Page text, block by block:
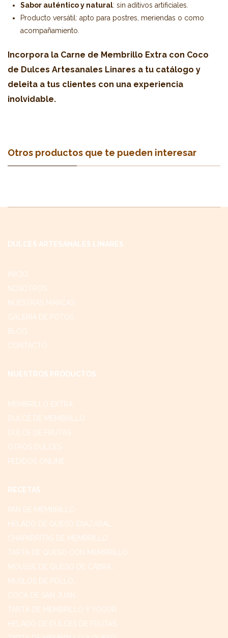
Sabor auténtico y natural: sin aditivos artificiales.
Producto versátil: apto para postres, meriendas o como
acompañamiento.
Incorpora la Carne de Membrillo Extra con Coco
de Dulces Artesanales Linares a tu catálogo y
deleita a tus clientes con una experiencia
inolvidable.
Otros productos que te pueden interesar
DULCES ARTESANALES LINARES
INICIO
NOSOTROS
NUESTRAS MARCAS
GALERÍA DE FOTOS
BLOG
CONTACTO
NUESTROS PRODUCTOS
MEMBRILLO EXTRA
DULCE DE MEMBRILLO
DULCE DE FRUTAS
OTROS DULCES
PEDIDOS ONLINE
RECETAS
PAN DE MEMBRILLO
HELADO DE QUESO IDIAZÁBAL
CHAPARRITAS DE MEMBRILLO
TARTA DE QUESO CON MEMBRILLO
MOUSSE DE QUESO DE CABRA…
MUSLOS DE POLLO…
COCA DE SAN JUAN…
TARTA DE MEMBRILLO Y YOGUR
HELADO DE DULCES DE FRUTAS